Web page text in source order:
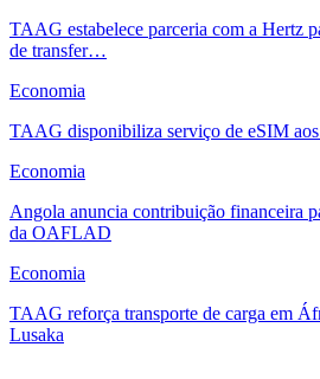
TAAG estabelece parceria com a Hertz
de transfer…
Economia
TAAG disponibiliza serviço de eSIM aos
Economia
Angola anuncia contribuição financeira
da OAFLAD
Economia
TAAG reforça transporte de carga em
Lusaka